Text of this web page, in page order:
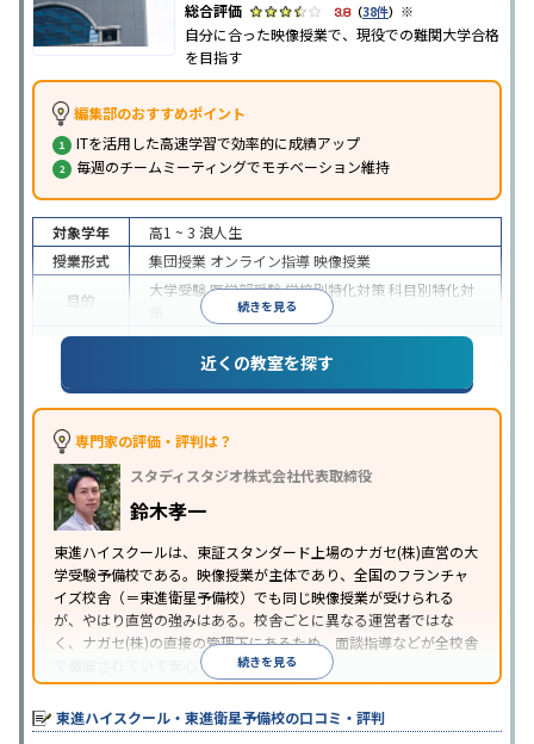
3.8（38件） ※
自分に合った映像授業で、現役での難関大学合格
を目指す
編集部のおすすめポイント
ITを活用した高速学習で効率的に成績アップ
毎週のチームミーティングでモチベーション維持
続きを見る
対象学年 高1 ~ 3 浪人生
授業形式
集団授業 オンライン指導映像授業
目的
大学受験医学部受験学校別特化対策科目別特化対
特待生・奨学金制度あり授業の振替可能学習に
PC・タブレットを利用1科目から受講可能
習のみの受講可
※2024年6月調査。大学受験塾・予備校のアンケート調査方法を参照
近くの教室を探す
専門家の評価・評判は？
スタディスタジオ株式会社代表取締役
鈴木孝一
東進ハイスクールは、東証スタンダード上場のナガセ(株)直営の大
学受験予備校である。映像授業が主体であり、全国のフランチャ
イズ校舎（＝東進衛星予備校）でも同じ映像授業が受けられる
が、やはり直営の強みはある。校舎ごとに異なる運営者ではな
く、ナガセ(株)の直接の管理下にあるため、面談指導などが全校舎
で徹底されていて安心できる。
東進衛星予備校は、運営会社により指導方針や校舎のルールが異
なる。体験授業では、授業のみで判断するのではなく、担当者や
校舎雰囲気、校舎での合格実績などを確認すると良いだろう。
続きを見る
東進ハイスクール・東進衛星予備校の口コミ・評判